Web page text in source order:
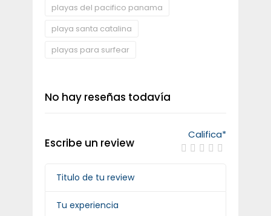
playas del pacifico panama
playa santa catalina
playas para surfear
No hay reseñas todavía
Escribe un review
Califica*